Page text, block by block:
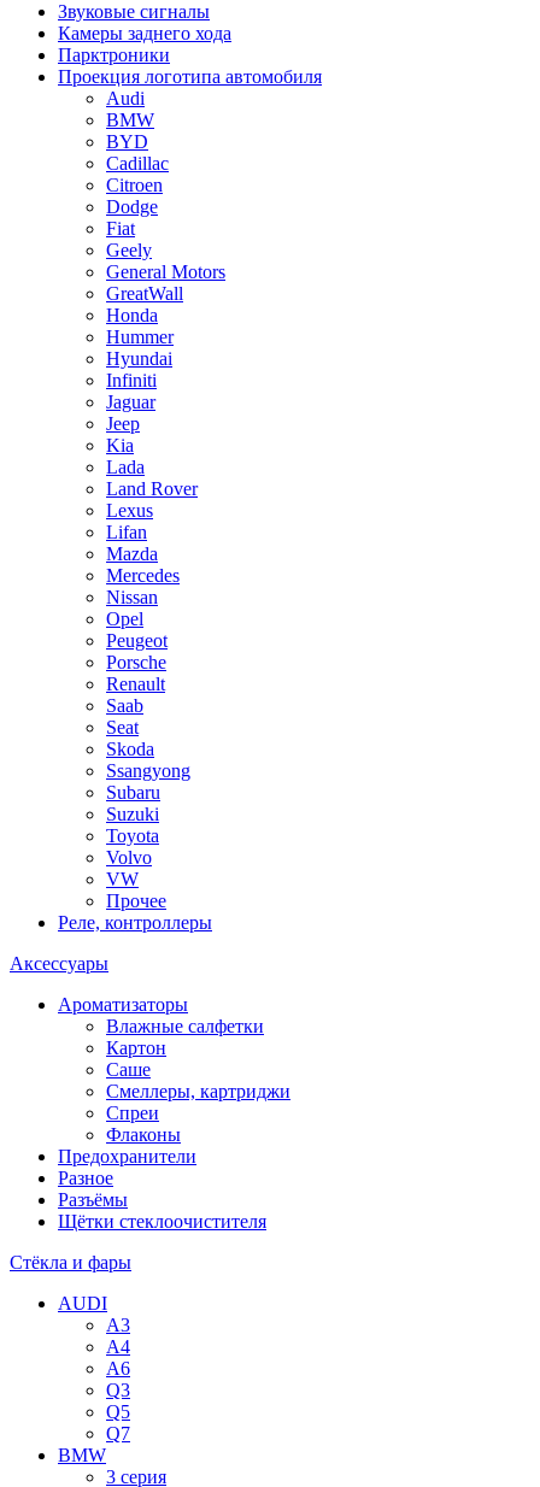
Звуковые сигналы
Камеры заднего хода
Парктроники
Проекция логотипа автомобиля
Audi
BMW
BYD
Cadillac
Citroen
Dodge
Fiat
Geely
General Motors
GreatWall
Honda
Hummer
Hyundai
Infiniti
Jaguar
Jeep
Kia
Lada
Land Rover
Lexus
Lifan
Mazda
Mercedes
Nissan
Opel
Peugeot
Porsche
Renault
Saab
Seat
Skoda
Ssangyong
Subaru
Suzuki
Toyota
Volvo
VW
Прочее
Реле, контроллеры
Аксессуары
Ароматизаторы
Влажные салфетки
Картон
Саше
Смеллеры, картриджи
Спреи
Флаконы
Предохранители
Разное
Разъёмы
Щётки стеклоочистителя
Стёкла и фары
AUDI
A3
A4
A6
Q3
Q5
Q7
BMW
3 серия